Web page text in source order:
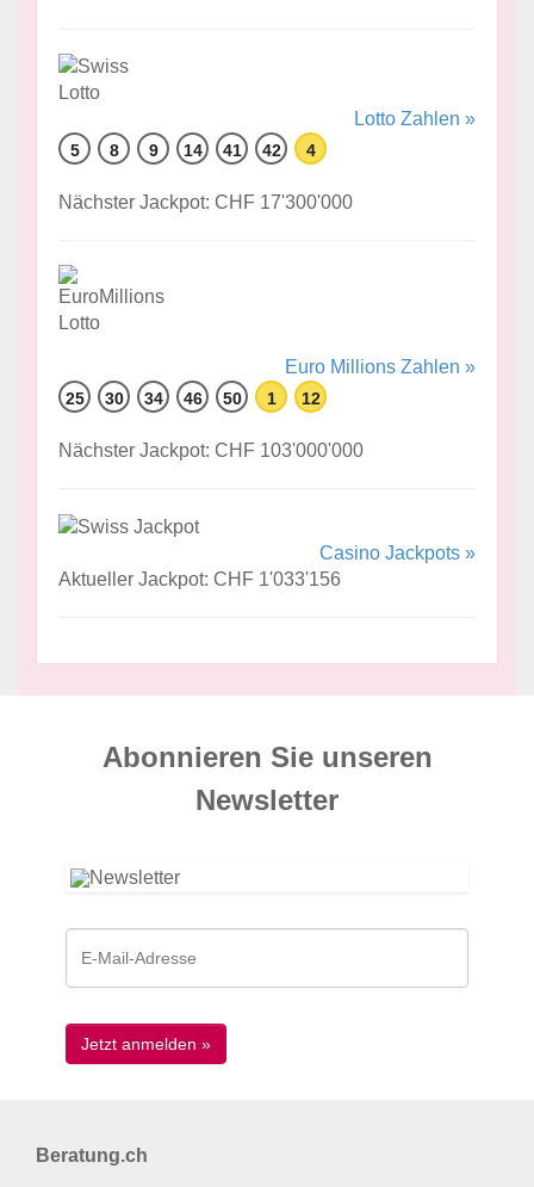
Lotto Zahlen »
5 8 9 14 41 42 4
Nächster Jackpot: CHF 17'300'000
Euro Millions Zahlen »
25 30 34 46 50 1 12
Nächster Jackpot: CHF 103'000'000
Casino Jackpots »
Aktueller Jackpot: CHF 1'033'156
Abonnieren Sie unseren
News­letter
Beratung.ch